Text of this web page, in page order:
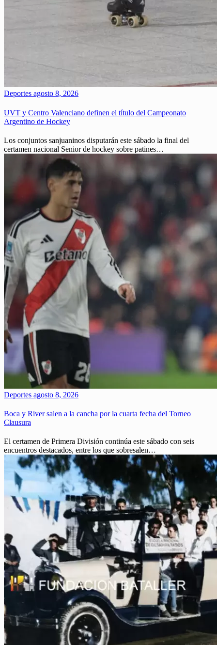
Deportes agosto 8, 2026
UVT y Centro Valenciano definen el título del Campeonato
Argentino de Hockey
Los conjuntos sanjuaninos disputarán este sábado la final del
certamen nacional Senior de hockey sobre patines…
Deportes agosto 8, 2026
Boca y River salen a la cancha por la cuarta fecha del Torneo
Clausura
El certamen de Primera División continúa este sábado con seis
encuentros destacados, entre los que sobresalen…